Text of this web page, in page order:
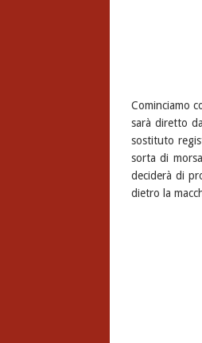
Cominciamo
sarà diretto da
sostituto
sorta di
deciderà di
dietro la